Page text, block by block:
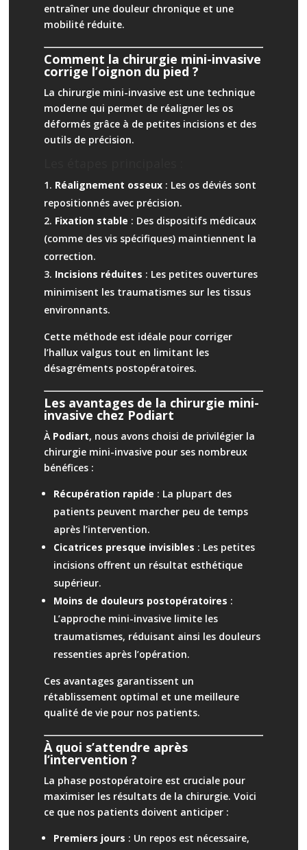
entraîner une douleur chronique et une
mobilité réduite.
Comment la chirurgie mini-invasive
corrige l’oignon du pied ?
La chirurgie mini-invasive est une technique
moderne qui permet de réaligner les os
déformés grâce à de petites incisions et des
outils de précision.
Réalignement osseux: Les os déviés sont
repositionnés avec précision.
Fixation stable : Des dispositifs médicaux
(comme des vis spécifiques) maintiennent la
correction.
Incisions réduites : Les petites ouvertures
minimisent les traumatismes sur les tissus
environnants.
Cette méthode est idéale pour corriger
l’hallux valgus tout en limitant les
désagréments postopératoires.
Les avantages de la chirurgie mini-
invasive chez Podiart
À Podiart, nous avons choisi de privilégier la
chirurgie mini-invasive pour ses nombreux
bénéfices :
Récupération rapide : La plupart des
patients peuvent marcher peu de temps
après l’intervention.
Cicatrices presque invisibles : Les petites
incisions offrent un résultat esthétique
supérieur.
Moins de douleurs postopératoires :
L’approche mini-invasive limite les
traumatismes, réduisant ainsi les douleurs
ressenties après l’opération.
Ces avantages garantissent un
rétablissement optimal et une meilleure
qualité de vie pour nos patients.
À quoi s’attendre après
l’intervention ?
La phase postopératoire est cruciale pour
maximiser les résultats de la chirurgie. Voici
ce que nos patients doivent anticiper :
Premiers jours : Un repos est nécessaire,